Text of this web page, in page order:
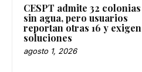
CESPT admite 32 colonias
sin agua, pero usuarios
reportan otras 16 y exigen
soluciones
agosto 1, 2026